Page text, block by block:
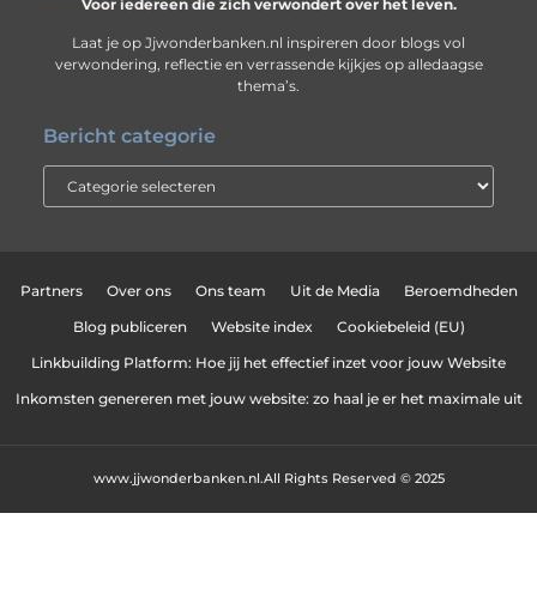
Voor iedereen die zich verwondert over het leven.
Laat je op Jjwonderbanken.nl inspireren door blogs vol
verwondering, reflectie en verrassende kijkjes op alledaagse
thema’s.
Bericht categorie
Partners Over ons Ons team Uit de Media Beroemdheden
Blog publiceren Website index Cookiebeleid (EU)
Linkbuilding Platform: Hoe jij het effectief inzet voor jouw Website
Inkomsten genereren met jouw website: zo haal je er het maximale uit
All Rights Reserved © 2025
www.jjwonderbanken.nl.